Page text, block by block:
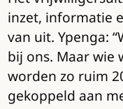
inzet, informatie
van uit. Ypenga:
bij ons. Maar wie
worden zo ruim
gekoppeld aan